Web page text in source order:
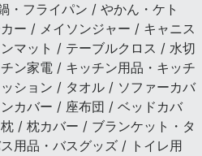
・フライパン / やかん・ケト
ー / メイソンジャー / キャニス
マット / テーブルクロス / 水切
ン家電 / キッチン用品・キッチ
ション / タオル / ソファーカバ
カバー / 座布団 / ベッドカバ
/ 枕カバー / ブランケット・タ
用品・バスグッズ / トイレ用